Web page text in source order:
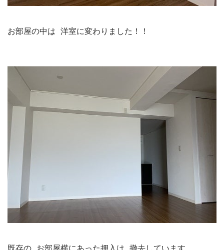
お部屋の中は 洋室に変わりました！！